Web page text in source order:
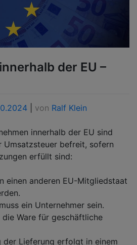
der EU –
von Ralf Klein
innerhalb der EU sind
Umsatzsteuer befreit, sofern
erfüllt sind:
einen anderen EU-Mitgliedstaat
ein Unternehmer sein.
die Ware für geschäftliche
der Lieferung erfolgt in einem